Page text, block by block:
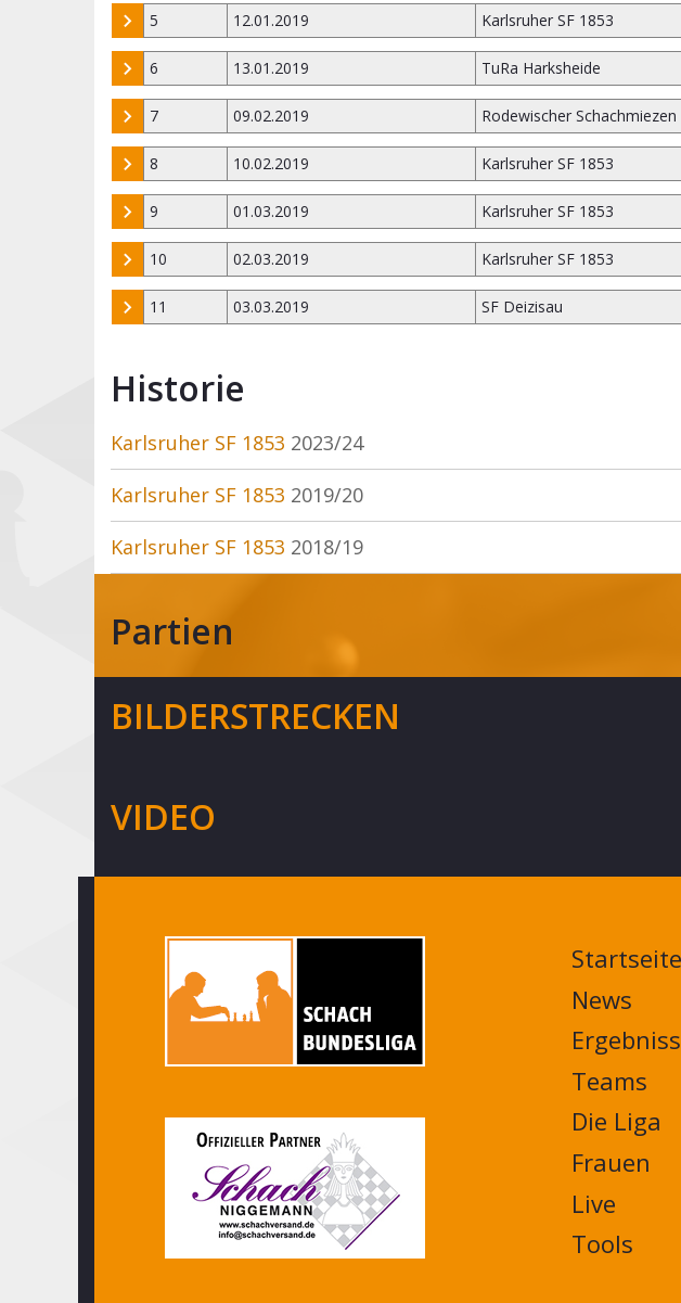
5 12.01.2019 Karlsruher SF 1853
6 13.01.2019 TuRa Harksheide
7 09.02.2019 Rodewischer Schachmiezen
8 10.02.2019 Karlsruher SF 1853
9 01.03.2019 Karlsruher SF 1853
10 02.03.2019 Karlsruher SF 1853
11 03.03.2019 SF Deizisau
Historie
Karlsruher SF 1853 2023/24
Karlsruher SF 1853 2019/20
Karlsruher SF 1853 2018/19
Partien
BILDERSTRECKEN
VIDEO
MAIN
NAVIGATION
FOOTER
Startseite
News
Teams
Die Liga
Frauen
Live
Tools